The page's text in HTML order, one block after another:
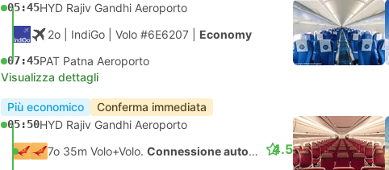
05:45HYD Rajiv Gandhi Aeroporto
2o | IndiGo Volo #6E6207 Economy
07:45PAT Patna Aeroporto
Visualizza dettagli
Più economico Conferma immediata
05:50HYD Rajiv Gandhi Aeroporto
7o 35m Volo+Volo. Connessione automatica 4.5